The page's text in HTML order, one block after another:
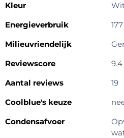
Kleur
Energieverbruik
Milieuvriendelijk
Reviewscore
9.4
Aantal reviews
19
Coolblue's keuze
Condensafvoer